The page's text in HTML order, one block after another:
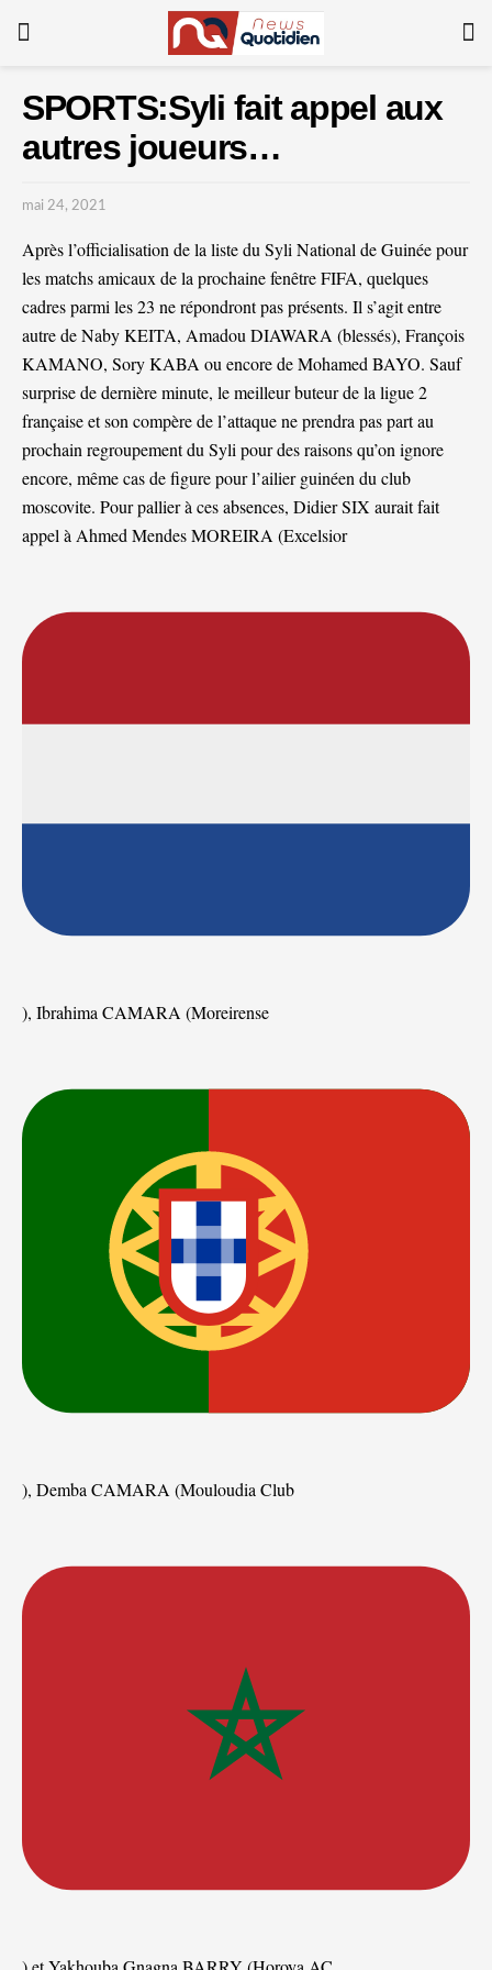
SPORTS:Syli fait appel aux
autres joueurs…
mai 24, 2021
Après l’officialisation de la liste du Syli National de Guinée pour
les matchs amicaux de la prochaine fenêtre FIFA, quelques
cadres parmi les 23 ne répondront pas présents. Il s’agit entre
autre de Naby KEITA, Amadou DIAWARA (blessés), François
KAMANO, Sory KABA ou encore de Mohamed BAYO. Sauf
surprise de dernière minute, le meilleur buteur de la ligue 2
française et son compère de l’attaque ne prendra pas part au
prochain regroupement du Syli pour des raisons qu’on ignore
encore, même cas de figure pour l’ailier guinéen du club
moscovite. Pour pallier à ces absences, Didier SIX aurait fait
appel à Ahmed Mendes MOREIRA (Excelsior
), Ibrahima CAMARA (Moreirense
), Demba CAMARA (Mouloudia Club